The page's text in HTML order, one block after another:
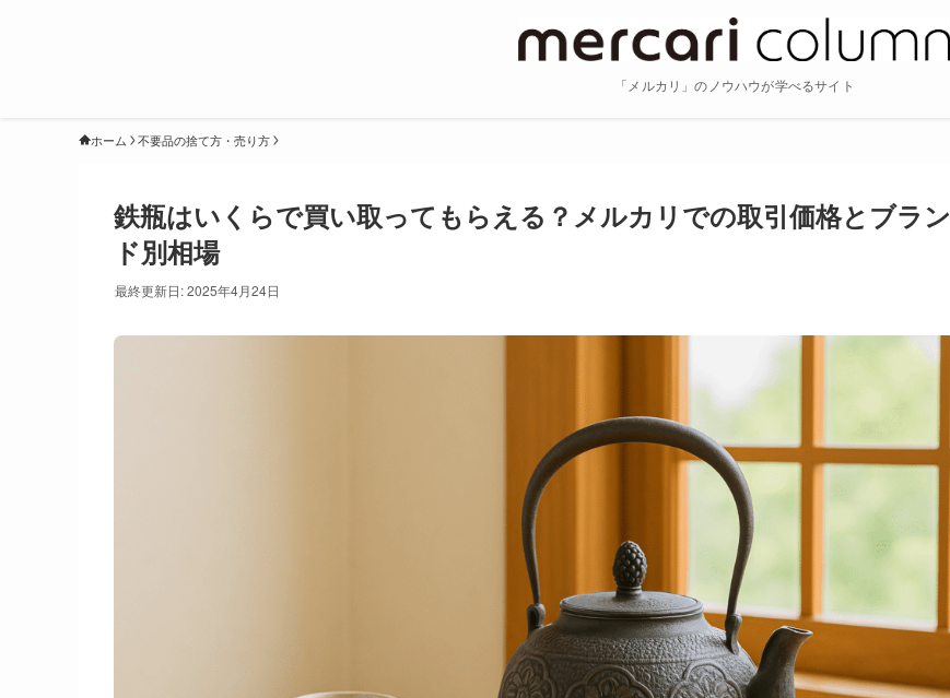
「メルカリ」のノウハウが学べるサイト
ホーム 不要品の捨て方・売り方
鉄瓶はいくらで買い取ってもらえる？メルカリでの取引価格とブラン
ド別相場
最終更新日: 2025年4月24日